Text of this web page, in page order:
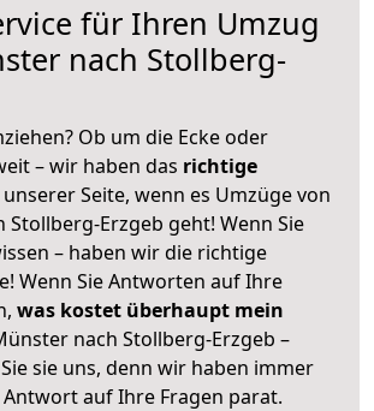
für Ihren Umzug
nach Stollberg-
Ob um die Ecke oder
– wir haben das richtige
Seite, wenn es Umzüge von
Stollberg-Erzgeb geht! Wenn Sie
– haben wir die richtige
Wenn Sie Antworten auf Ihre
was kostet überhaupt mein
nach Stollberg-Erzgeb –
sie uns, denn wir haben immer
auf Ihre Fragen parat.